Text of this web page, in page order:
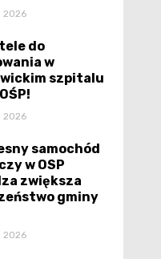
2026
do
w
szpitalu
2026
samochód
w OSP
zwiększa
gminy
2026